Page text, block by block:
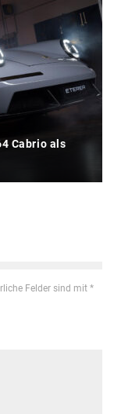
Cabrio als
Felder sind mit *